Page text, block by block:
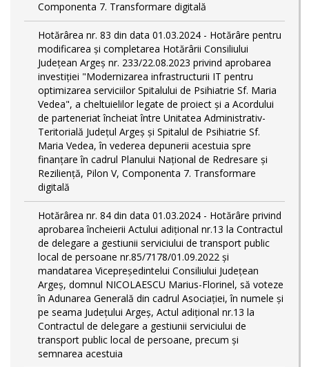
Componenta 7. Transformare digitală
Hotărârea nr. 83 din data 01.03.2024 - Hotărâre pentru
modificarea și completarea Hotărârii Consiliului
Județean Argeș nr. 233/22.08.2023 privind aprobarea
investiției "Modernizarea infrastructurii IT pentru
optimizarea serviciilor Spitalului de Psihiatrie Sf. Maria
Vedea", a cheltuielilor legate de proiect și a Acordului
de parteneriat încheiat între Unitatea Administrativ-
Teritorială Județul Argeș și Spitalul de Psihiatrie Sf.
Maria Vedea, în vederea depunerii acestuia spre
finanțare în cadrul Planului Național de Redresare și
Reziliență, Pilon V, Componenta 7. Transformare
digitală
Hotărârea nr. 84 din data 01.03.2024 - Hotărâre privind
aprobarea încheierii Actului adițional nr.13 la Contractul
de delegare a gestiunii serviciului de transport public
local de persoane nr.85/7178/01.09.2022 și
mandatarea Vicepreședintelui Consiliului Județean
Argeș, domnul NICOLAESCU Marius-Florinel, să voteze
în Adunarea Generală din cadrul Asociației, în numele și
pe seama Județului Argeș, Actul adițional nr.13 la
Contractul de delegare a gestiunii serviciului de
transport public local de persoane, precum și
semnarea acestuia